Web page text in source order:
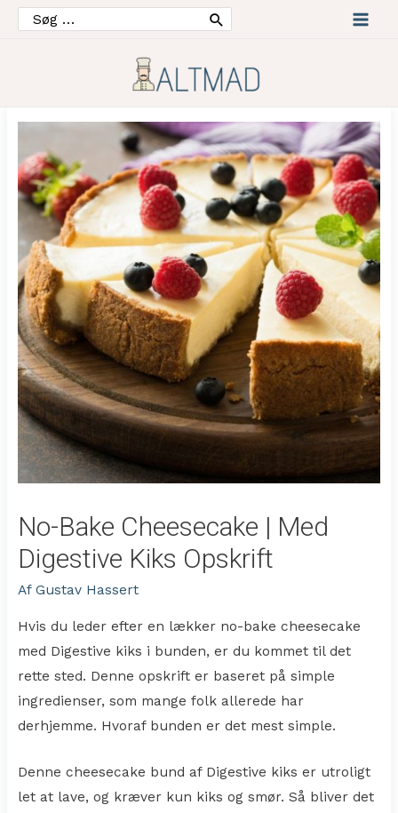
Søg
efter:
No-Bake Cheesecake | Med
Digestive Kiks Opskrift
AfGustav Hassert
Hvis du leder efter en lækker no-bake cheesecake
med Digestive kiks i bunden, er du kommet til det
rette sted. Denne opskrift er baseret på simple
ingredienser, som mange folk allerede har
derhjemme. Hvoraf bunden er det mest simple.
Denne cheesecake bund af Digestive kiks er utroligt
let at lave, og kræver kun kiks og smør. Så bliver det